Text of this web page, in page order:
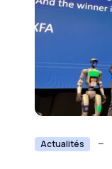
Actualités --